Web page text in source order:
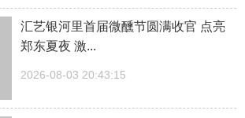
汇艺银河里首届微醺节圆满收官 点亮
郑东夏夜 激...
2026-08-03 20:43:15